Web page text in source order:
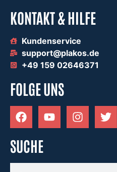
KONTAKT & HILFE
Kundenservice
support@plakos.de
+49 159 02646371
FOLGE UNS
SUCHE